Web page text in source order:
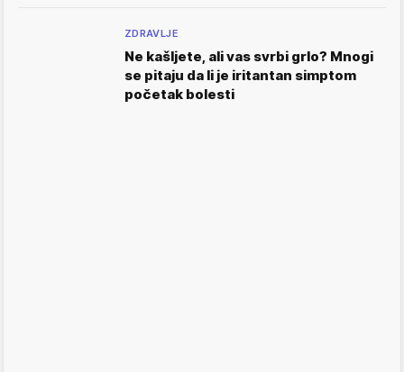
ZDRAVLJE
Ne kašljete, ali vas svrbi grlo? Mnogi
se pitaju da li je iritantan simptom
početak bolesti